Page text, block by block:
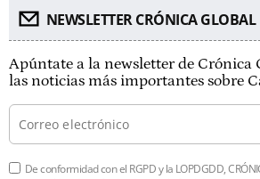
NEWSLETTER CRÓNICA GLOBAL
Apúntate a la newsletter de Crónica
las noticias más importantes sobre
De conformidad con el RGPD y la LOPDGDD,